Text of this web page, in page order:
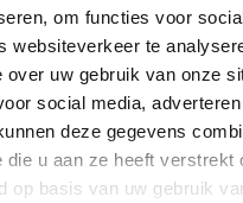
om functies voor
websiteverkeer te
over uw gebruik van onze
social media,
deze gegevens
die u aan ze heeft verstrekt
op basis van uw gebruik
Bestel
(50g) (Brand
New Cake)
Inclusief BTW
Maïs
€